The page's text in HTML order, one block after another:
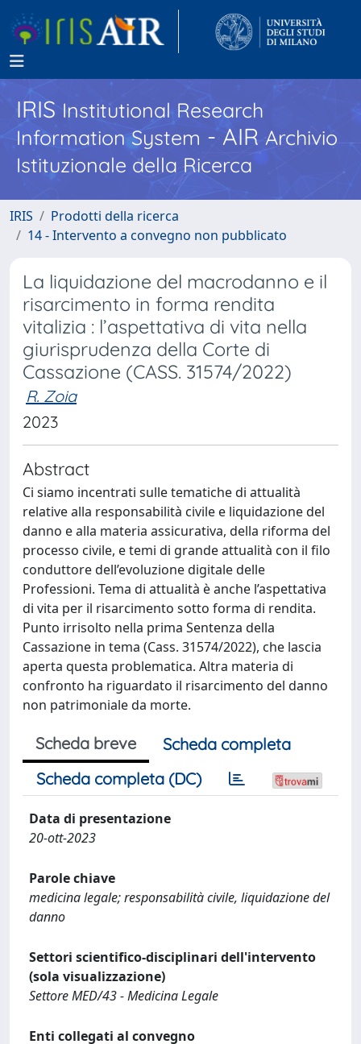
IRISInstitutional Research
Information System - AIR Archivio
Istituzionale della Ricerca
IRIS
Prodotti della ricerca
14 - Intervento a convegno non pubblicato
La liquidazione del macrodanno e il
risarcimento in forma rendita
vitalizia : l’aspettativa di vita nella
giurisprudenza della Corte di
Cassazione (CASS. 31574/2022)
R. Zoia
2023
Abstract
Ci siamo incentrati sulle tematiche di attualità
relative alla responsabilità civile e liquidazione del
danno e alla materia assicurativa, della riforma del
processo civile, e temi di grande attualità con il filo
conduttore dell’evoluzione digitale delle
Professioni. Tema di attualità è anche l’aspettativa
di vita per il risarcimento sotto forma di rendita.
Punto irrisolto nella prima Sentenza della
Cassazione in tema (Cass. 31574/2022), che lascia
aperta questa problematica. Altra materia di
confronto ha riguardato il risarcimento del danno
non patrimoniale da morte.
Scheda breve
Scheda completa
Scheda completa (DC)
Data di presentazione
20-ott-2023
Parole chiave
medicina legale; responsabilità civile, liquidazione del
danno
Settori scientifico-disciplinari dell'intervento
(sola visualizzazione)
Settore MED/43 - Medicina Legale
Enti collegati al convegno